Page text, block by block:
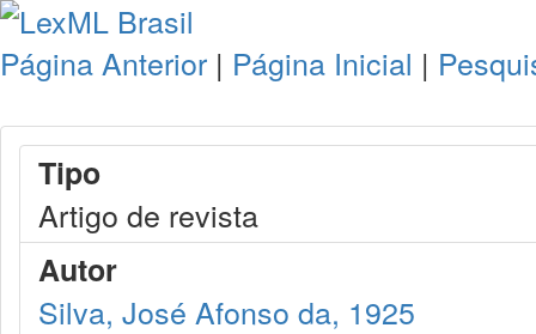
Página Anterior | Página Inicial |
Tipo
Artigo de revista
Autor
Silva, José Afonso da, 1925